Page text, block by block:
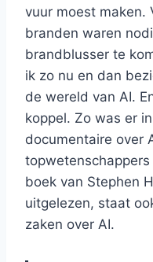
vuur moest maken.
branden waren
brandblusser te
ik zo nu en dan
de wereld van AI.
koppel. Zo was er
documentaire over
boek van Stephen
uitgelezen, staat
zaken over AI.